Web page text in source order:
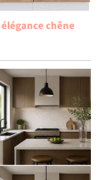
chêne